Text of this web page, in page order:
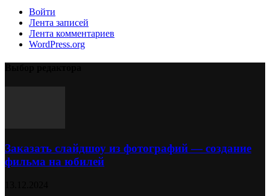
Войти
Лента записей
Лента комментариев
WordPress.org
Заказать слайдшоу из фотографий — создание
фильма на юбилей